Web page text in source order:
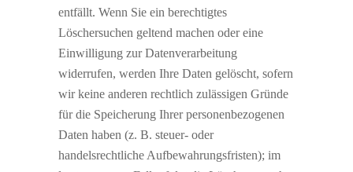
entfällt. Wenn Sie ein berechtigtes
Löschersuchen geltend machen oder eine
Einwilligung zur Datenverarbeitung
widerrufen, werden Ihre Daten gelöscht, sofern
wir keine anderen rechtlich zulässigen Gründe
für die Speicherung Ihrer personenbezogenen
Daten haben (z. B. steuer- oder
handelsrechtliche Aufbewahrungsfristen); im